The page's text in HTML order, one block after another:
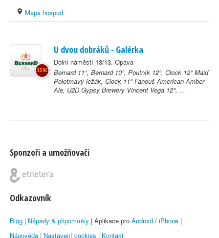
Mapa hospod
U dvou dobráků - Galérka
Dolní náměstí 13/13, Opava
Bernard 11°, Bernard 10°, Poutník 12°, Clock 12° Maid
Polotmavý ležák, Clock 11° Fanouš American Amber
Ale, U2D Gypsy Brewery Vincent Vega 12°, ...
53 Kč
Sponzoři a umožňovači
Odkazovník
Blog | Nápady & připomínky | Aplikace pro Android / iPhone |
Nápověda | Nastavení cookies | Kontakt